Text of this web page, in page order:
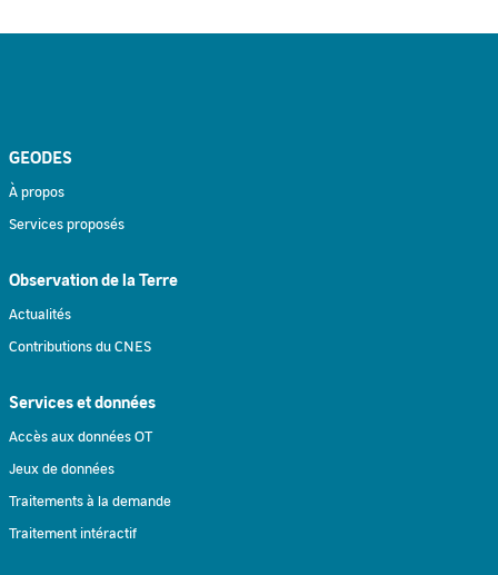
GEODES
À propos
Services proposés
Observation de la Terre
Actualités
Contributions du CNES
Services et données
Accès aux données OT
Jeux de données
Traitements à la demande
Traitement intéractif